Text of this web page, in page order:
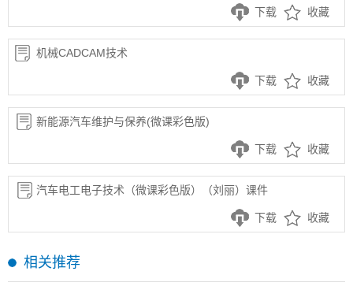
下载 收藏
机械CADCAM技术
下载 收藏
新能源汽车维护与保养(微课彩色版)
下载 收藏
汽车电工电子技术（微课彩色版）（刘丽）课件
下载 收藏
相关推荐